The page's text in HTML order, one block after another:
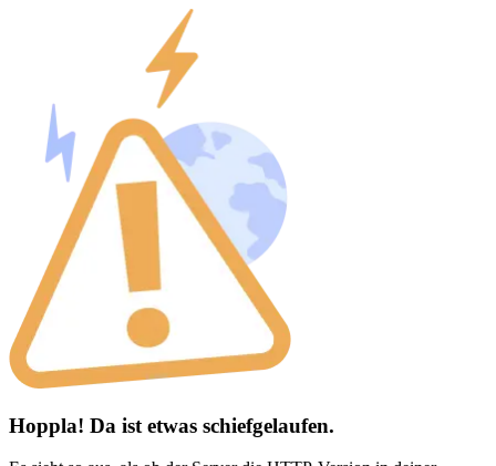
Hoppla! Da ist etwas schiefgelaufen.